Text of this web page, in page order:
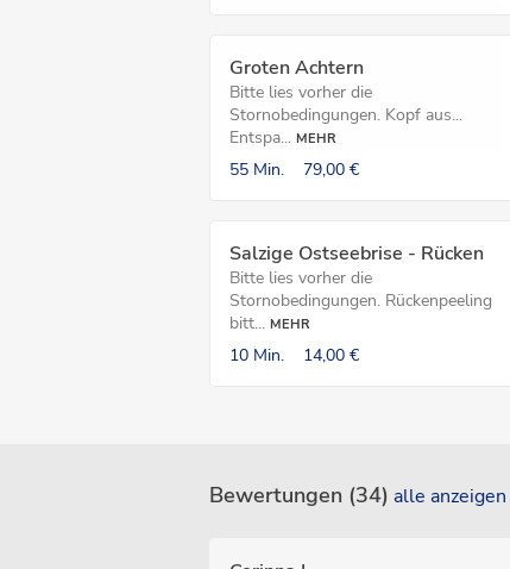
Groten Achtern
Bitte lies vorher die
Stornobedingungen. Kopf aus...
Entspa... MEHR
55 Min. 79,00 €
Salzige Ostseebrise - Rücken
Bitte lies vorher die
Stornobedingungen. Rückenpeeling
bitt... MEHR
10 Min. 14,00 €
Bewertungen (34) alle anzeigen